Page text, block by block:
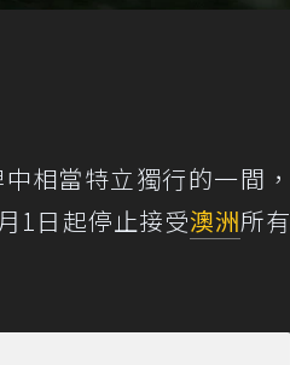
相當特立獨行的一間，
1日起停止接受澳洲所有